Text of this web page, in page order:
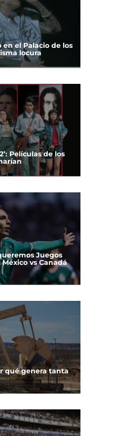
en el Palacio de los
locura
Películas de los
Juegos
vs Canadá
qué genera tanta